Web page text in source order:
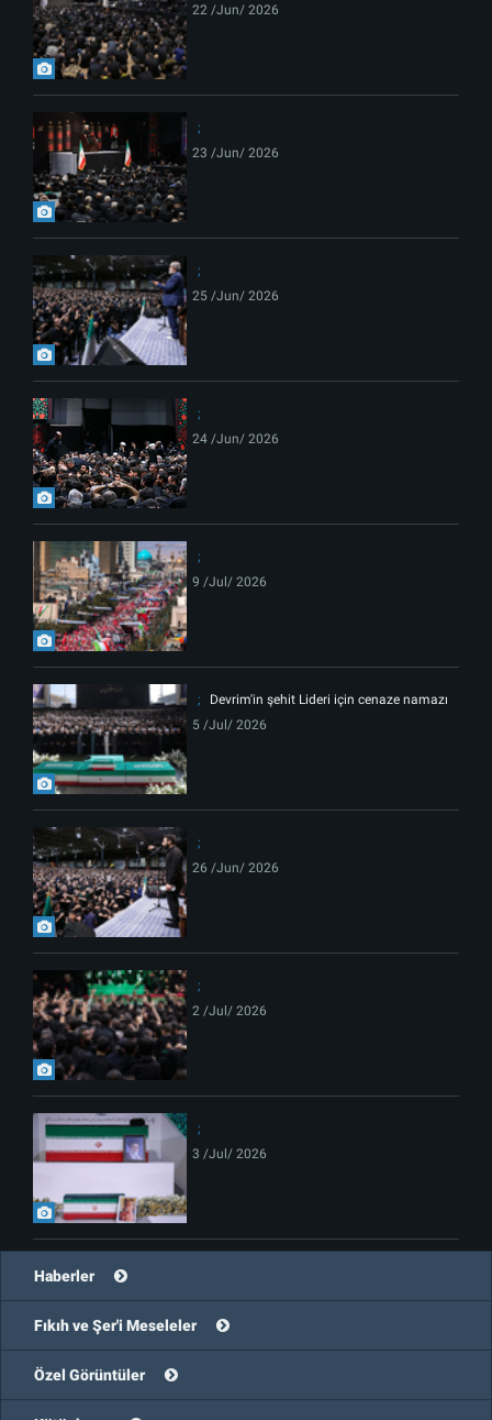
22 /Jun/ 2026
23 /Jun/ 2026
25 /Jun/ 2026
24 /Jun/ 2026
9 /Jul/ 2026
Devrim'in şehit Lideri için cenaze namazı
5 /Jul/ 2026
26 /Jun/ 2026
2 /Jul/ 2026
3 /Jul/ 2026
Haberler
Fıkıh ve Şer'i Meseleler
Özel Görüntüler